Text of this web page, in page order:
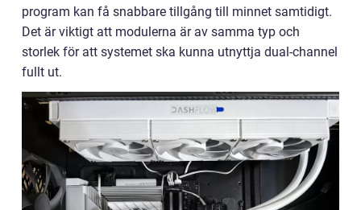
program kan få snabbare tillgång till minnet samtidigt.
Det är viktigt att modulerna är av samma typ och
storlek för att systemet ska kunna utnyttja dual-channel
fullt ut.